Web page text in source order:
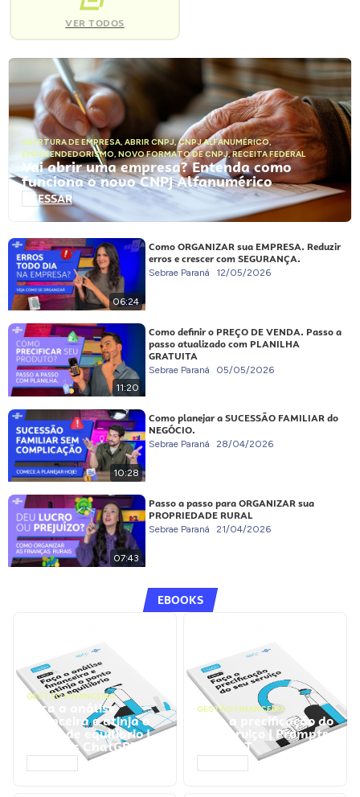
VER TODOS
ABERTURA DE EMPRESA, ABRIR CNPJ,CNPJ ALFANUMÉRICO,
EMPREENDEDORISMO, NOVO FORMATO DE CNPJ,RECEITA FEDERAL
Vai abrir uma empresa? Entenda como
funciona o novo CNPJ Alfanumérico
ACESSAR
06:24
Como ORGANIZAR sua EMPRESA. Reduzir
erros e crescer com SEGURANÇA.
Sebrae Paraná 12/05/2026
11:20
Como definir o PREÇO DE VENDA. Passo a
passo atualizado com PLANILHA
GRATUITA
Sebrae Paraná 05/05/2026
10:28
Como planejar a SUCESSÃO FAMILIAR do
NEGÓCIO.
Sebrae Paraná 28/04/2026
07:43
Passo a passo para ORGANIZAR sua
PROPRIEDADE RURAL
Sebrae Paraná 21/04/2026
EBOOKS
GESTÃO FINANCEIRA
Faça a análise
financeira e atinja o
ponto de equilíbrio |
Prompts ChatGPT
GESTÃO FINANCEIRA
Faça a precificação do
seu serviço | Prompts
ChatGPT